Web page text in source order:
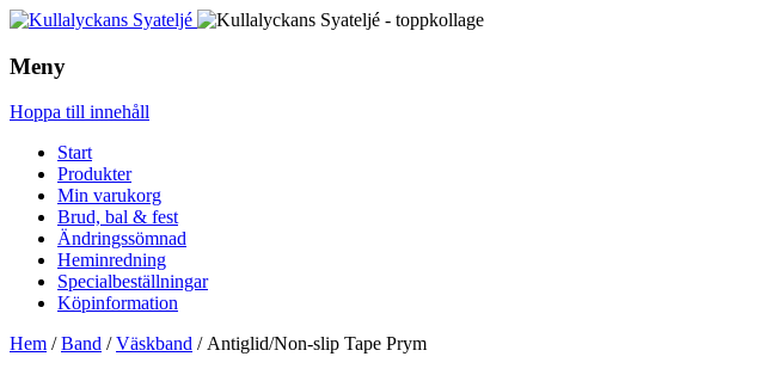
Meny
Hoppa till innehåll
Start
Produkter
Min varukorg
Brud, bal & fest
Ändringssömnad
Heminredning
Specialbeställningar
Köpinformation
Hem /Band /Väskband / Antiglid/Non-slip Tape Prym